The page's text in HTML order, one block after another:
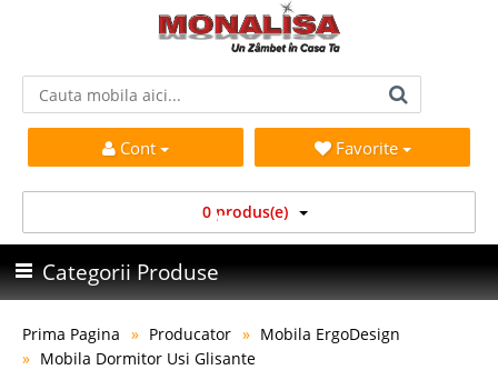
Cont Favorite
0 produs(e)
Categorii Produse
Prima Pagina Producator
Mobila ErgoDesign
Mobila Dormitor Usi Glisante